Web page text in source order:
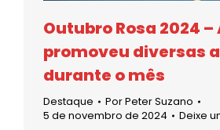
Outubro Rosa 2024
promoveu diversas
durante o mês
Destaque PorPeter Suzano
5 de novembro de 2024
Deixe